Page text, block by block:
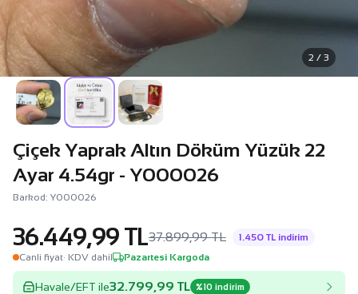
2 / 3
Çiçek Yaprak Altın Döküm Yüzük 22
Ayar 4.54gr - Y000026
Barkod: Y000026
36.449,99 TL37.899,99 TL
1.450 TL indirim
Canli fiyat· KDV dahil Pazartesi Kargoda
Havale/EFT ile32.799,99 TL %10 indirim